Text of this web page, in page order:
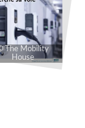
The Mobility
House